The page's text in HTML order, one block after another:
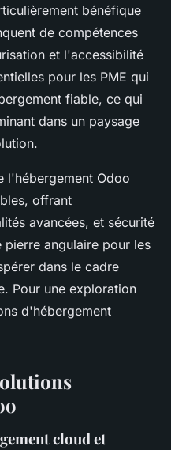
bénéfique
de compétences
et l'accessibilité
pour les PME qui
fiable, ce qui
dans un paysage
l'hébergement Odoo
offrant
avancées, et sécurité
angulaire pour les
dans le cadre
Pour une exploration
d'hébergement
cloud et